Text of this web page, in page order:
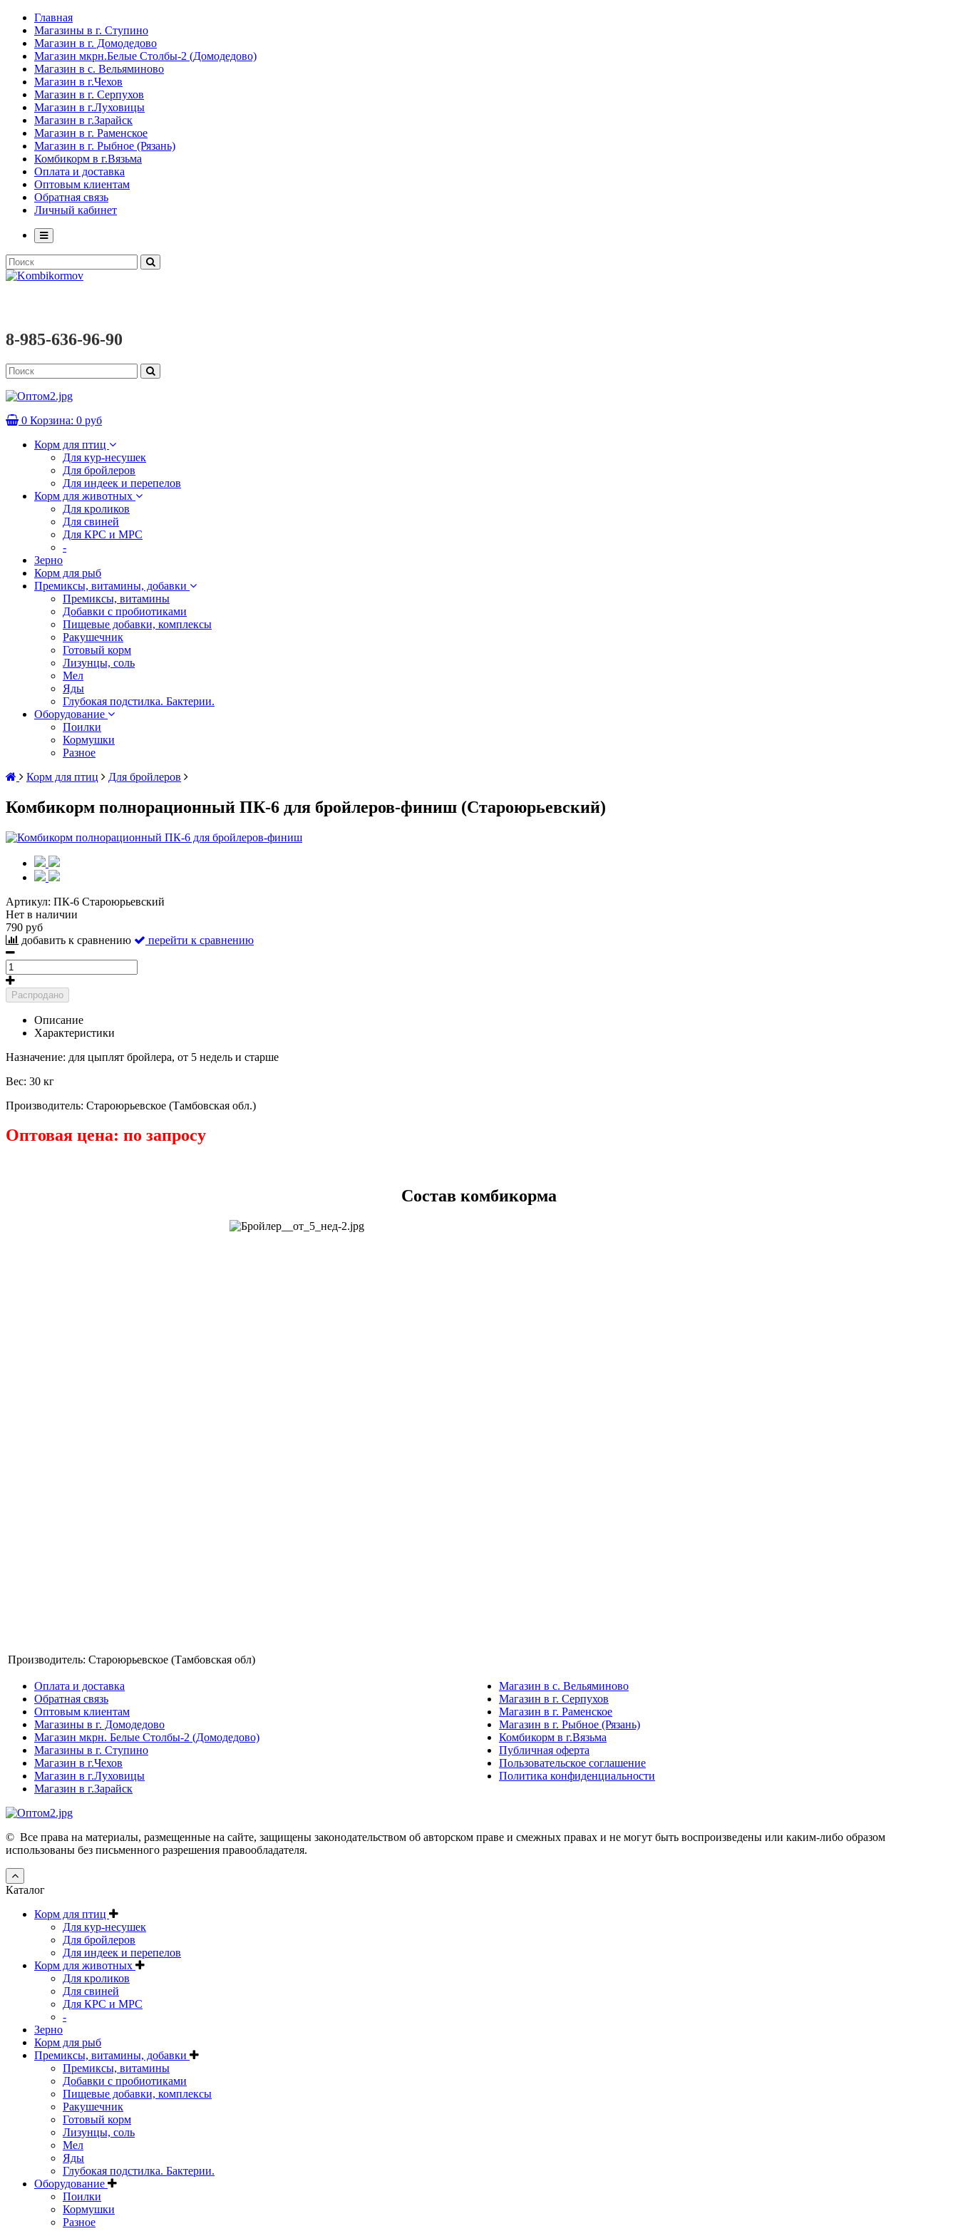
Главная
Магазины в г. Ступино
Магазин в г. Домодедово
Магазин мкрн.Белые Столбы-2 (Домодедово)
Магазин в с. Вельяминово
Магазин в г.Чехов
Магазин в г. Серпухов
Магазин в г.Луховицы
Магазин в г.Зарайск
Магазин в г. Раменское
Магазин в г. Рыбное (Рязань)
Комбикорм в г.Вязьма
Оплата и доставка
Оптовым клиентам
Обратная связь
Личный кабинет
8-985-636-96-90
0 Корзина: 0 руб
Корм для птиц
Для кур-несушек
Для бройлеров
Для индеек и перепелов
Корм для животных
Для кроликов
Для свиней
Для КРС и МРС
-
Зерно
Корм для рыб
Премиксы, витамины, добавки
Премиксы, витамины
Добавки с пробиотиками
Пищевые добавки, комплексы
Ракушечник
Готовый корм
Лизунцы, соль
Мел
Яды
Глубокая подстилка. Бактерии.
Оборудование
Поилки
Кормушки
Разное
Корм для птиц
Для бройлеров
Комбикорм полнорационный ПК-6 для бройлеров-финиш (Староюрьевский)
Артикул: ПК-6 Староюрьевский
Нет в наличии
790 руб
добавить к сравнению
перейти к сравнению
Распродано
Описание
Характеристики
Назначение: для цыплят бройлера, от 5 недель и старше
Вес: 30 кг
Производитель: Староюрьевское (Тамбовская обл.)
Оптовая цена: по запросу
Состав комбикорма
Производитель: Староюрьевское (Тамбовская обл)
Оплата и доставка
Обратная связь
Оптовым клиентам
Магазины в г. Домодедово
Магазин мкрн. Белые Столбы-2 (Домодедово)
Магазины в г. Ступино
Магазин в г.Чехов
Магазин в г.Луховицы
Магазин в г.Зарайск
Магазин в с. Вельяминово
Магазин в г. Серпухов
Магазин в г. Раменское
Магазин в г. Рыбное (Рязань)
Комбикорм в г.Вязьма
Публичная оферта
Пользовательское соглашение
Политика конфиденциальности
© Все права на материалы, размещенные на сайте, защищены законодательством об авторском праве и смежных правах и не могут быть воспроизведены или каким-либо образом
использованы без письменного разрешения правообладателя.
Каталог
Корм для птиц
Для кур-несушек
Для бройлеров
Для индеек и перепелов
Корм для животных
Для кроликов
Для свиней
Для КРС и МРС
-
Зерно
Корм для рыб
Премиксы, витамины, добавки
Премиксы, витамины
Добавки с пробиотиками
Пищевые добавки, комплексы
Ракушечник
Готовый корм
Лизунцы, соль
Мел
Яды
Глубокая подстилка. Бактерии.
Оборудование
Поилки
Кормушки
Разное